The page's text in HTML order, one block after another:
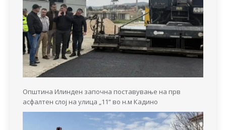
Општина Илинден започна поставување на прв
асфалтен слој на улица „11“ во н.м Кадино